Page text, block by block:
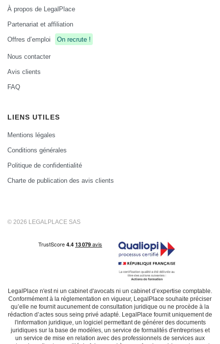
À propos de LegalPlace
Partenariat et affiliation
Offres d’emploi
On recrute !
Nous contacter
Avis clients
FAQ
LIENS UTILES
Mentions légales
Conditions générales
Politique de confidentialité
Charte de publication des avis clients
© 2026 LEGALPLACE SAS
LegalPlace n'est ni un cabinet d'avocats ni un cabinet d’expertise comptable.
Conformément à la réglementation en vigueur, LegalPlace souhaite préciser
qu’elle ne fournit aucunement de consultation juridique ou ne procède à la
rédaction d’actes sous seing privé adapté. LegalPlace fournit uniquement de
l'information juridique, un logiciel permettant de générer des documents
juridiques sur la base de modèles, un service de formalités d'entreprises et
un service de mise en relation avec des professionnels de services aux